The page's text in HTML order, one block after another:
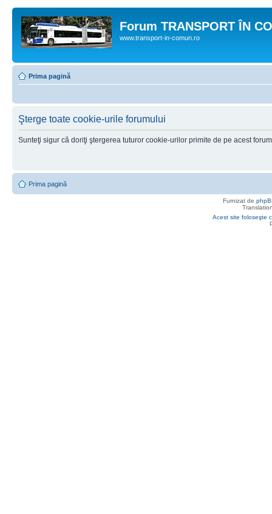
Forum TRANSPORT ÎN
www.transport-in-comun.ro
Prima pagină
Şterge toate cookie-urile forumului
Sunteţi sigur că doriţi ştergerea tuturor cookie-urilor primite de pe acest
Prima pagină
Furnizat de
Acest site foloseşte